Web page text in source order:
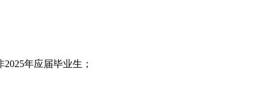
年应届毕业生；